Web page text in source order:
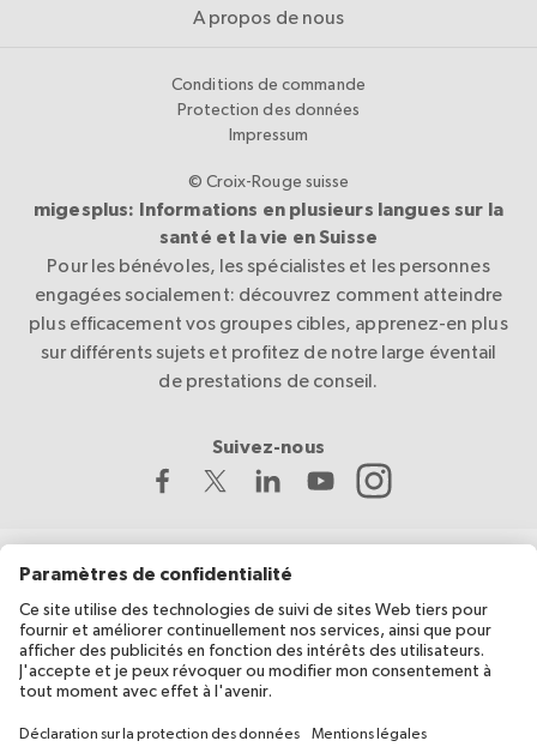
A propos de nous
Conditions de commande
Protection des données
Impressum
© Croix-Rouge suisse
migesplus: Informations en plusieurs langues sur la
santé et la vie en Suisse
Pour les bénévoles, les spécialistes et les personnes
engagées socialement: découvrez comment atteindre
plus efficacement vos groupes cibles, apprenez-en plus
sur différents sujets et profitez de notre large éventail
de prestations de conseil.
Suivez-nous
La Croix-Rouge suisse développe et coordonne migesplus,
avec le soutien financier de l’Office fédéral de la santé publique